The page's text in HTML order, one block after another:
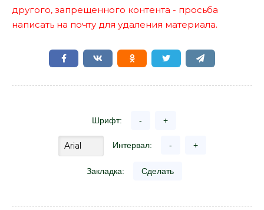
другого, запрещенного контента - просьба
написать на почту для удаления материала.
Шрифт: - +
Интервал: - +
Закладка: Сделать